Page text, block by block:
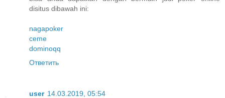
disitus dibawah ini:
nagapoker
ceme
dominoqq
Ответить
user 14.03.2019, 05:54